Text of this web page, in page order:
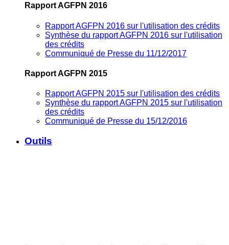
Rapport AGFPN 2016
Rapport AGFPN 2016 sur l'utilisation des crédits
Synthèse du rapport AGFPN 2016 sur l'utilisation
des crédits
Communiqué de Presse du 11/12/2017
Rapport AGFPN 2015
Rapport AGFPN 2015 sur l'utilisation des crédits
Synthèse du rapport AGFPN 2015 sur l'utilisation
des crédits
Communiqué de Presse du 15/12/2016
Outils